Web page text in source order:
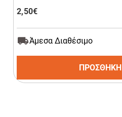
2,50€
Άμεσα Διαθέσιμο
ΠΡΟΣΘΗΚΗ